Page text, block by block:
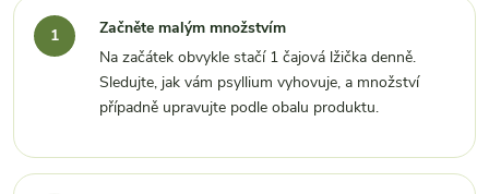
Začněte malým množstvím
Na začátek obvykle stačí 1 čajová lžička denně.
Sledujte, jak vám psyllium vyhovuje, a množství
případně upravujte podle obalu produktu.